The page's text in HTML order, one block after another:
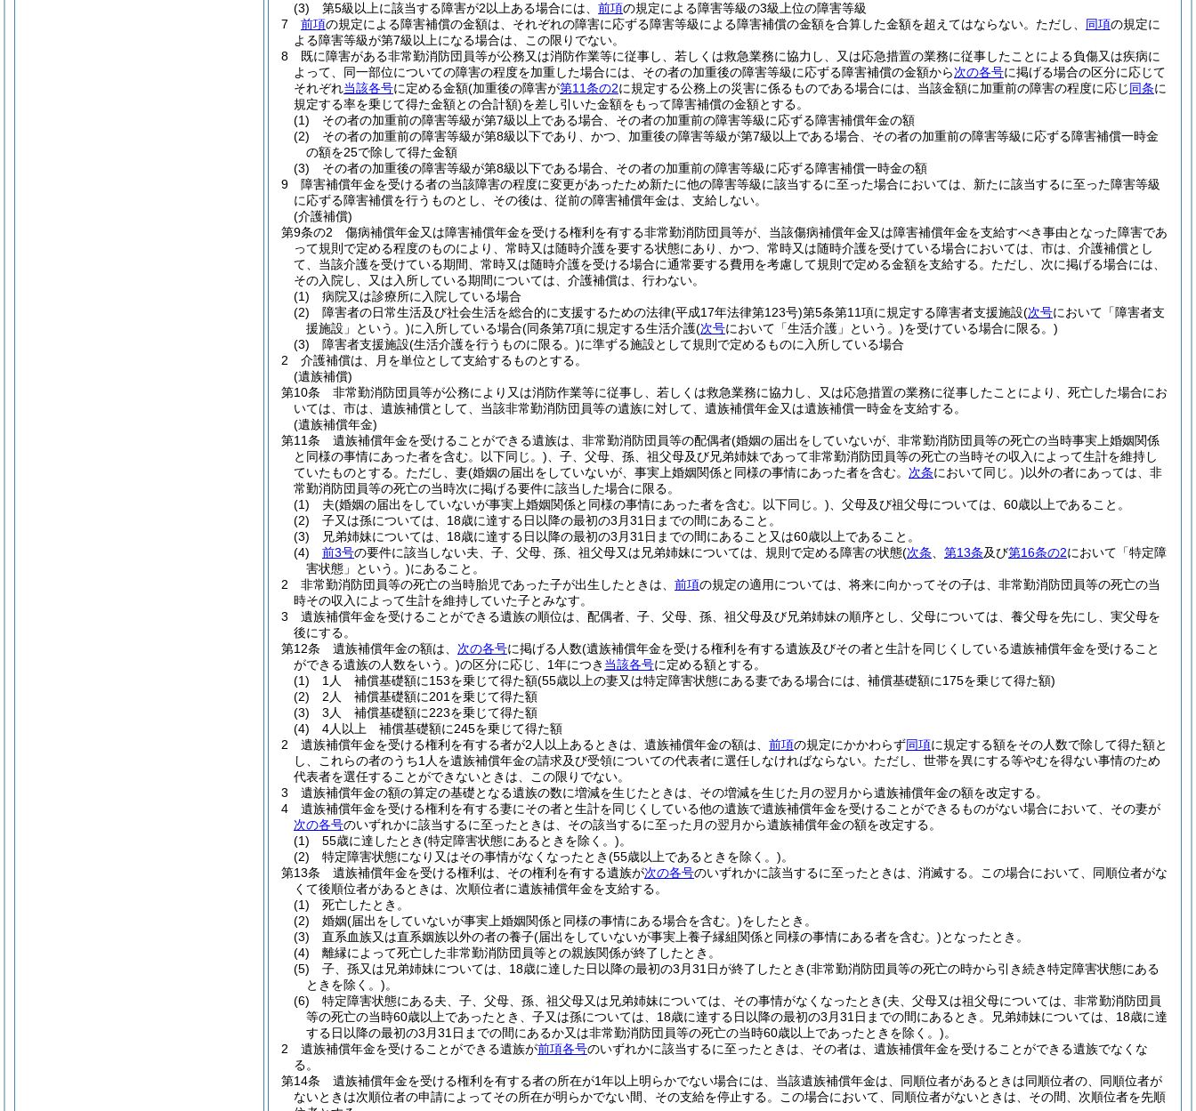
(3)
第5級以上に該当する障害が2以上ある場合には、 前項の規定による障害等級の3級上位の障害等級
7
前項の規定による障害補償の金額は、それぞれの障害に応ずる障害等級による障害補償の金額を合算した金額を超えてはならない。 ただし、 同項の規定に
よる障害等級が第7級以上になる場合は、この限りでない。
8
既に障害がある非常勤消防団員等が公務又は消防作業等に従事し、若しくは救急業務に協力し、又は応急措置の業務に従事したことによる負傷又は疾病に
よって、同一部位についての障害の程度を加重した場合には、その者の加重後の障害等級に応ずる障害補償の金額から次の各号に掲げる場合の区分に応じて
それぞれ当該各号に定める金額(加重後の障害が第11条の2に規定する公務上の災害に係るものである場合には、当該金額に加重前の障害の程度に応じ同条に
規定する率を乗じて得た金額との合計額)を差し引いた金額をもって障害補償の金額とする。
(1)
その者の加重前の障害等級が第7級以上である場合、その者の加重前の障害等級に応ずる障害補償年金の額
(2)
その者の加重前の障害等級が第8級以下であり、かつ、加重後の障害等級が第7級以上である場合、その者の加重前の障害等級に応ずる障害補償一時金
の額を25で除して得た金額
(3)
その者の加重後の障害等級が第8級以下である場合、その者の加重前の障害等級に応ずる障害補償一時金の額
9
障害補償年金を受ける者の当該障害の程度に変更があったため新たに他の障害等級に該当するに至った場合においては、新たに該当するに至った障害等級
に応ずる障害補償を行うものとし、その後は、従前の障害補償年金は、支給しない。
(介護補償)
第9条の2
傷病補償年金又は障害補償年金を受ける権利を有する非常勤消防団員等が、当該傷病補償年金又は障害補償年金を支給すべき事由となった障害であ
って規則で定める程度のものにより、常時又は随時介護を要する状態にあり、かつ、常時又は随時介護を受けている場合においては、市は、介護補償とし
て、当該介護を受けている期間、常時又は随時介護を受ける場合に通常要する費用を考慮して規則で定める金額を支給する。 ただし、次に掲げる場合には、
その入院し、又は入所している期間については、介護補償は、行わない。
(1)
病院又は診療所に入院している場合
(2)
障害者の日常生活及び社会生活を総合的に支援するための法律(平成17年法律第123号)第5条第11項に規定する障害者支援施設(次号において「障害者支
援施設」という。)に入所している場合(同条第7項に規定する生活介護(次号において「生活介護」という。)を受けている場合に限る。)
(3)
障害者支援施設(生活介護を行うものに限る。)に準ずる施設として規則で定めるものに入所している場合
2
介護補償は、月を単位として支給するものとする。
(遺族補償)
第10条
非常勤消防団員等が公務により又は消防作業等に従事し、若しくは救急業務に協力し、又は応急措置の業務に従事したことにより、死亡した場合にお
いては、市は、遺族補償として、当該非常勤消防団員等の遺族に対して、遺族補償年金又は遺族補償一時金を支給する。
(遺族補償年金)
第11条
遺族補償年金を受けることができる遺族は、非常勤消防団員等の配偶者(婚姻の届出をしていないが、非常勤消防団員等の死亡の当時事実上婚姻関係
と同様の事情にあった者を含む。以下同じ。) 、子、父母、孫、祖父母及び兄弟姉妹であって非常勤消防団員等の死亡の当時その収入によって生計を維持し
ていたものとする。 ただし、妻(婚姻の届出をしていないが、事実上婚姻関係と同様の事情にあった者を含む。 次条において同じ。)以外の者にあっては、非
常勤消防団員等の死亡の当時次に掲げる要件に該当した場合に限る。
(1)
夫(婚姻の届出をしていないが事実上婚姻関係と同様の事情にあった者を含む。以下同じ。) 、父母及び祖父母については、60歳以上であること。
(2)
子又は孫については、18歳に達する日以降の最初の3月31日までの間にあること。
(3)
兄弟姉妹については、18歳に達する日以降の最初の3月31日までの間にあること又は60歳以上であること。
(4)
前3号の要件に該当しない夫、子、父母、孫、祖父母又は兄弟姉妹については、規則で定める障害の状態(次条 第13条及び第16条の2において「特定障
害状態」という。)にあること。
2
非常勤消防団員等の死亡の当時胎児であった子が出生したときは、 前項の規定の適用については、将来に向かってその子は、非常勤消防団員等の死亡の当
時その収入によって生計を維持していた子とみなす。
3
遺族補償年金を受けることができる遺族の順位は、配偶者、子、父母、孫、祖父母及び兄弟姉妹の順序とし、父母については、養父母を先にし、実父母を
後にする。
第12条
遺族補償年金の額は、 次の各号に掲げる人数(遺族補償年金を受ける権利を有する遺族及びその者と生計を同じくしている遺族補償年金を受けること
ができる遺族の人数をいう。)の区分に応じ、1年につき 当該各号に定める額とする。
(1)
1人 補償基礎額に153を乗じて得た額(55歳以上の妻又は特定障害状態にある妻である場合には、補償基礎額に175を乗じて得た額)
(2)
2人 補償基礎額に201を乗じて得た額
(3)
3人 補償基礎額に223を乗じて得た額
(4)
4人以上 補償基礎額に245を乗じて得た額
2
遺族補償年金を受ける権利を有する者が2人以上あるときは、遺族補償年金の額は、 前項の規定にかかわらず同項に規定する額をその人数で除して得た額と
し、これらの者のうち1人を遺族補償年金の請求及び受領についての代表者に選任しなければならない。 ただし、世帯を異にする等やむを得ない事情のため
代表者を選任することができないときは、この限りでない。
3
遺族補償年金の額の算定の基礎となる遺族の数に増減を生じたときは、その増減を生じた月の翌月から遺族補償年金の額を改定する。
4
遺族補償年金を受ける権利を有する妻にその者と生計を同じくしている他の遺族で遺族補償年金を受けることができるものがない場合において、その妻が
次の各号のいずれかに該当するに至ったときは、その該当するに至った月の翌月から遺族補償年金の額を改定する。
(1)
55歳に達したとき(特定障害状態にあるときを除く。)。
(2)
特定障害状態になり又はその事情がなくなったとき(55歳以上であるときを除く。)。
第13条
遺族補償年金を受ける権利は、その権利を有する遺族が次の各号のいずれかに該当するに至ったときは、消滅する。
この場合において、同順位者がな
くて後順位者があるときは、次順位者に遺族補償年金を支給する。
(1)
死亡したとき。
(2)
婚姻(届出をしていないが事実上婚姻関係と同様の事情にある場合を含む。)をしたとき。
(3)
直系血族又は直系姻族以外の者の養子(届出をしていないが事実上養子縁組関係と同様の事情にある者を含む。)となったとき。
(4)
離縁によって死亡した非常勤消防団員等との親族関係が終了したとき。
(5)
子、孫又は兄弟姉妹については、18歳に達した日以降の最初の3月31日が終了したとき(非常勤消防団員等の死亡の時から引き続き特定障害状態にある
ときを除く。)。
(6)
特定障害状態にある夫、子、父母、孫、祖父母又は兄弟姉妹については、その事情がなくなったとき(夫、父母又は祖父母については、非常勤消防団員
等の死亡の当時60歳以上であったとき、子又は孫については、18歳に達する日以降の最初の3月31日までの間にあるとき。兄弟姉妹については、18歳に達
する日以降の最初の3月31日までの間にあるか又は非常勤消防団員等の死亡の当時60歳以上であったときを除く。)。
2
遺族補償年金を受けることができる遺族が前項各号のいずれかに該当するに至ったときは、その者は、遺族補償年金を受けることができる遺族でなくな
る。
第14条
遺族補償年金を受ける権利を有する者の所在が1年以上明らかでない場合には、当該遺族補償年金は、同順位者があるときは同順位者の、同順位者が
ないときは次順位者の申請によってその所在が明らかでない間、その支給を停止する。
この場合において、同順位者がないときは、その間、次順位者を先順